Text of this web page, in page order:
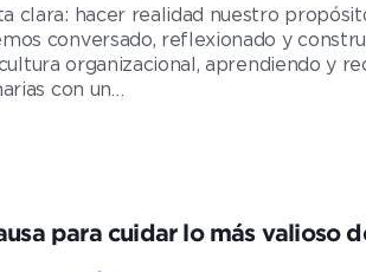
clara: hacer realidad nuestro
conversado, reflexionado y
organizacional, aprendiendo y
con un…
para cuidar lo más valioso